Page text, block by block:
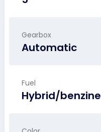
Gearbox
Automatic
Fuel
Hybrid/benzine